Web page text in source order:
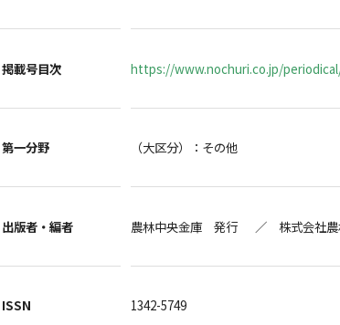
掲載号目次 https://www.nochuri.co.jp/
第一分野 （大区分）：その他
出版者・編者 農林中央金庫 発行 ／ 株式会社農
ISSN 1342-5749